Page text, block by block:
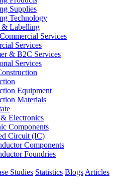
Supplies
Technology
& Labelling
Services
Services
& B2C Services
Services
Equipment
Materials
Electronics
Components
Circuit (IC)
Components
Foundries
Studies Statistics Blogs Articles